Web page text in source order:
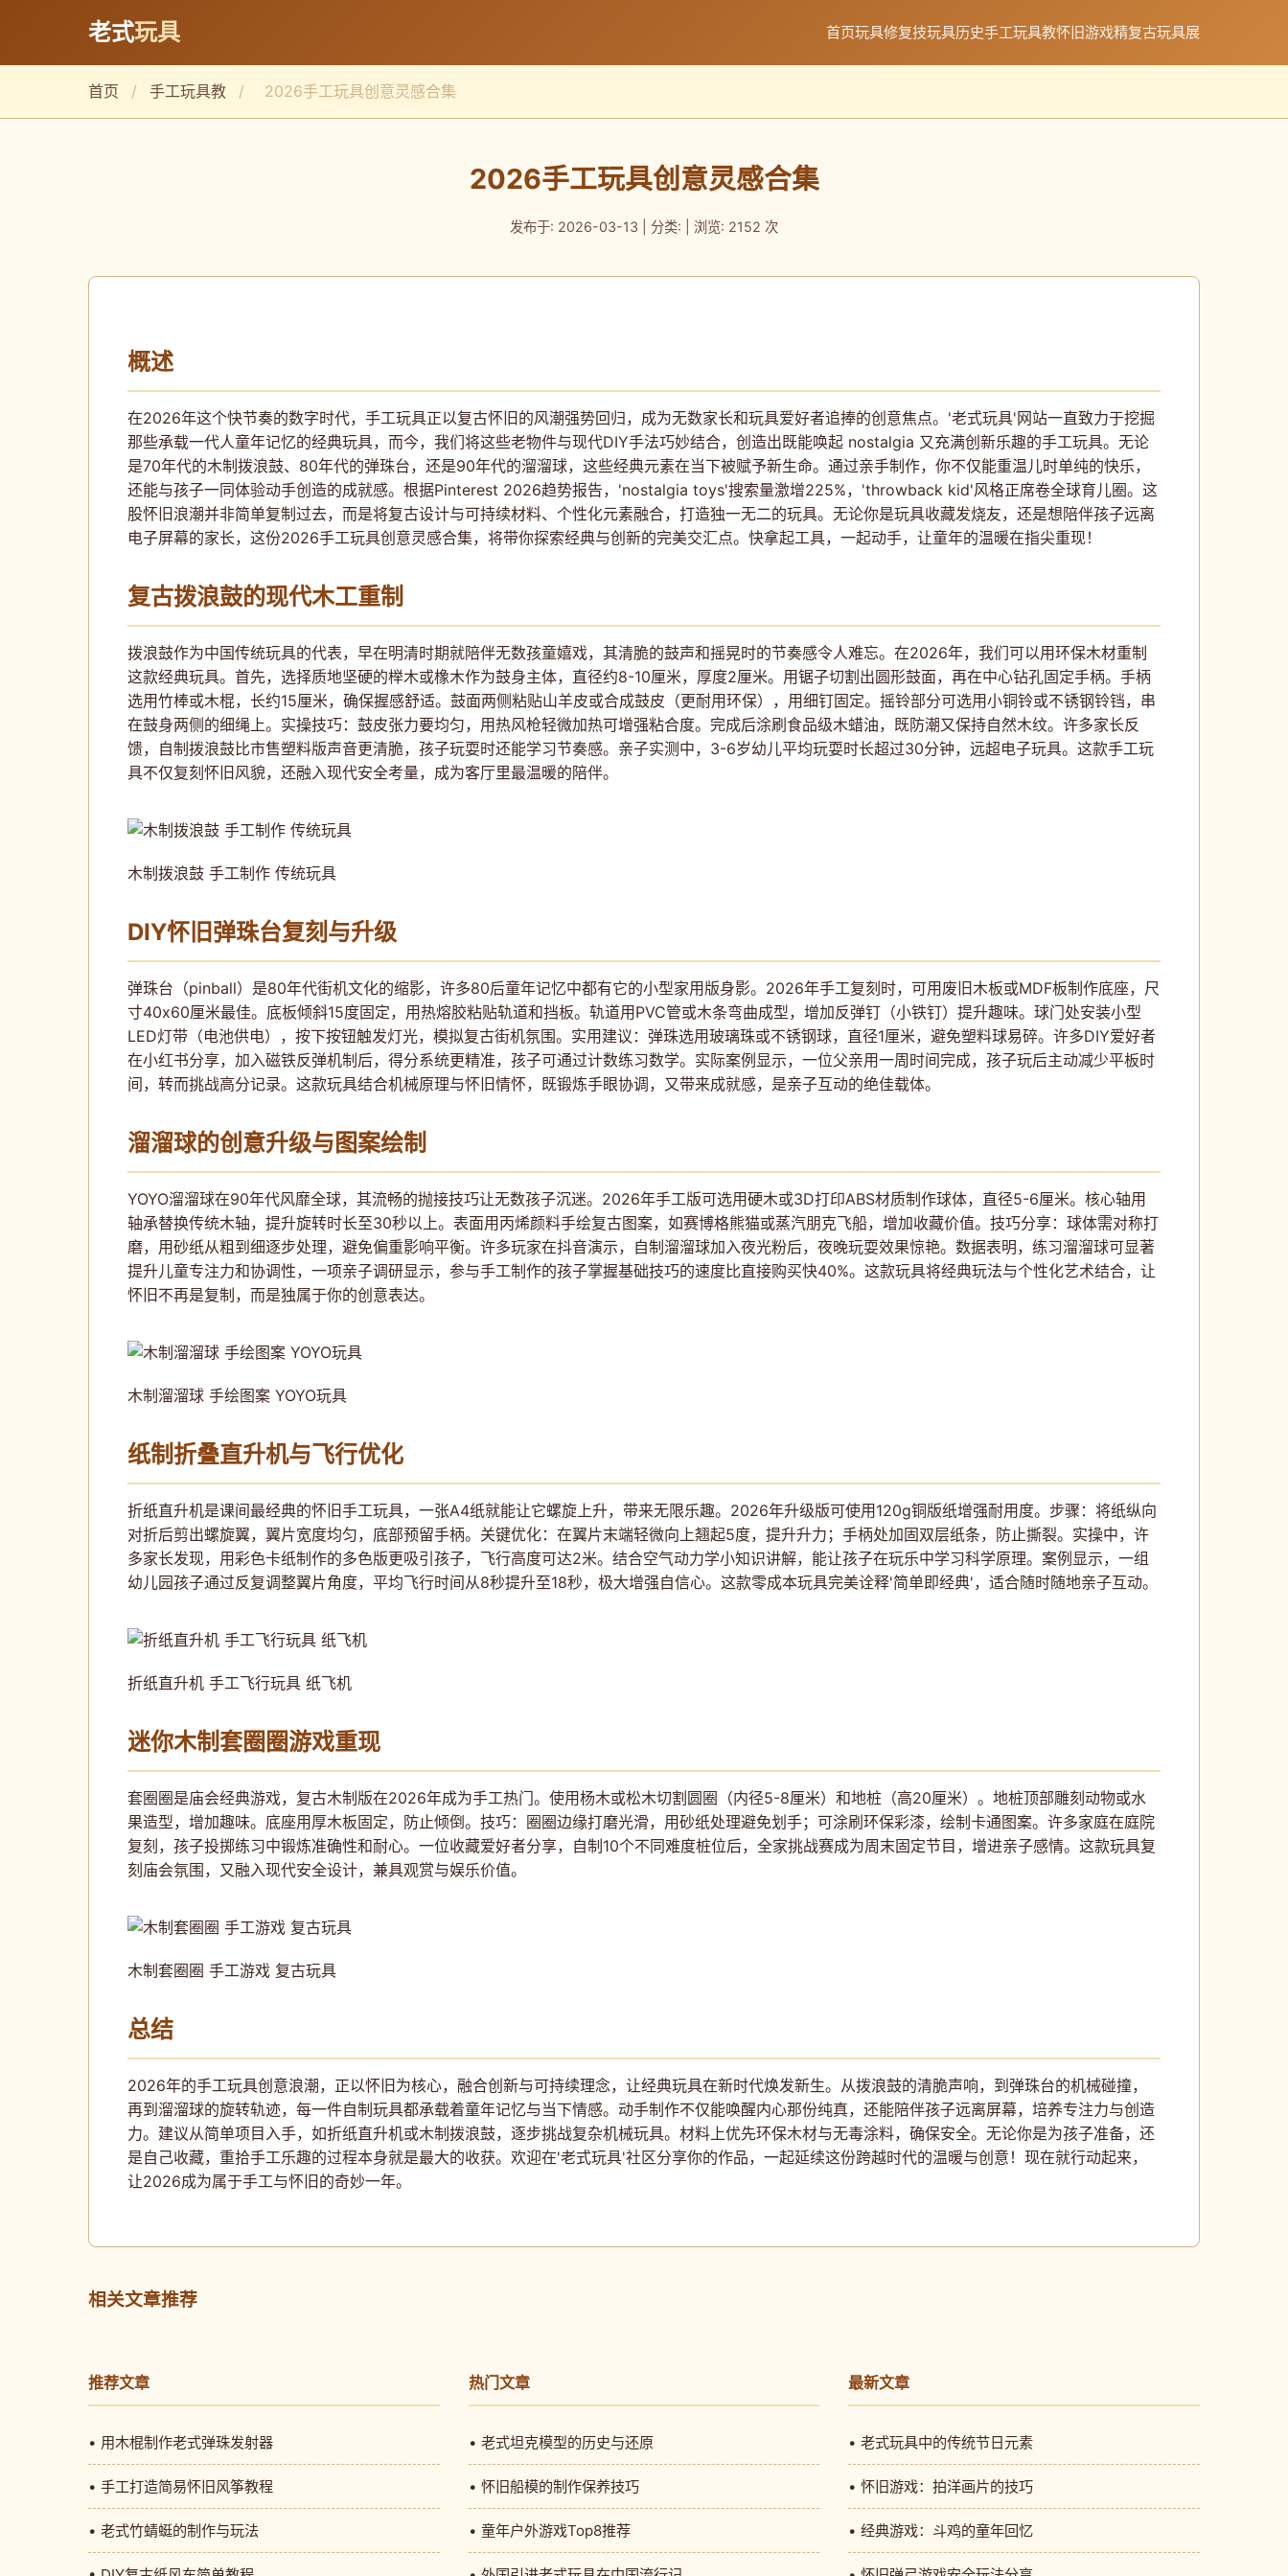
老式玩具 首页玩具修复技玩具历史手工玩具教怀旧游戏精复古玩具展
首页 / 手工玩具教 / 2026手工玩具创意灵感合集
2026手工玩具创意灵感合集
发布于: 2026-03-13 | 分类: | 浏览: 2152 次
概述
在2026年这个快节奏的数字时代，手工玩具正以复古怀旧的风潮强势回归，成为无数家长和玩具爱好者追捧的创意焦点。'老式玩具'网站一直致力于挖掘
那些承载一代人童年记忆的经典玩具，而今，我们将这些老物件与现代DIY手法巧妙结合，创造出既能唤起 nostalgia 又充满创新乐趣的手工玩具。无论
是70年代的木制拨浪鼓、80年代的弹珠台，还是90年代的溜溜球，这些经典元素在当下被赋予新生命。通过亲手制作，你不仅能重温儿时单纯的快乐，
还能与孩子一同体验动手创造的成就感。根据Pinterest 2026趋势报告，'nostalgia toys'搜索量激增225%，'throwback kid'风格正席卷全球育儿圈。这
股怀旧浪潮并非简单复制过去，而是将复古设计与可持续材料、个性化元素融合，打造独一无二的玩具。无论你是玩具收藏发烧友，还是想陪伴孩子远离
电子屏幕的家长，这份2026手工玩具创意灵感合集，将带你探索经典与创新的完美交汇点。快拿起工具，一起动手，让童年的温暖在指尖重现！
复古拨浪鼓的现代木工重制
拨浪鼓作为中国传统玩具的代表，早在明清时期就陪伴无数孩童嬉戏，其清脆的鼓声和摇晃时的节奏感令人难忘。在2026年，我们可以用环保木材重制
这款经典玩具。首先，选择质地坚硬的榉木或橡木作为鼓身主体，直径约8-10厘米，厚度2厘米。用锯子切割出圆形鼓面，再在中心钻孔固定手柄。手柄
选用竹棒或木棍，长约15厘米，确保握感舒适。鼓面两侧粘贴山羊皮或合成鼓皮（更耐用环保），用细钉固定。摇铃部分可选用小铜铃或不锈钢铃铛，串
在鼓身两侧的细绳上。实操技巧：鼓皮张力要均匀，用热风枪轻微加热可增强粘合度。完成后涂刷食品级木蜡油，既防潮又保持自然木纹。许多家长反
馈，自制拨浪鼓比市售塑料版声音更清脆，孩子玩耍时还能学习节奏感。亲子实测中，3-6岁幼儿平均玩耍时长超过30分钟，远超电子玩具。这款手工玩
具不仅复刻怀旧风貌，还融入现代安全考量，成为客厅里最温暖的陪伴。
木制拨浪鼓 手工制作 传统玩具
DIY怀旧弹珠台复刻与升级
弹珠台（pinball）是80年代街机文化的缩影，许多80后童年记忆中都有它的小型家用版身影。2026年手工复刻时，可用废旧木板或MDF板制作底座，尺
寸40x60厘米最佳。底板倾斜15度固定，用热熔胶粘贴轨道和挡板。轨道用PVC管或木条弯曲成型，增加反弹钉（小铁钉）提升趣味。球门处安装小型
LED灯带（电池供电），按下按钮触发灯光，模拟复古街机氛围。实用建议：弹珠选用玻璃珠或不锈钢球，直径1厘米，避免塑料球易碎。许多DIY爱好者
在小红书分享，加入磁铁反弹机制后，得分系统更精准，孩子可通过计数练习数学。实际案例显示，一位父亲用一周时间完成，孩子玩后主动减少平板时
间，转而挑战高分记录。这款玩具结合机械原理与怀旧情怀，既锻炼手眼协调，又带来成就感，是亲子互动的绝佳载体。
溜溜球的创意升级与图案绘制
YOYO溜溜球在90年代风靡全球，其流畅的抛接技巧让无数孩子沉迷。2026年手工版可选用硬木或3D打印ABS材质制作球体，直径5-6厘米。核心轴用
轴承替换传统木轴，提升旋转时长至30秒以上。表面用丙烯颜料手绘复古图案，如赛博格熊猫或蒸汽朋克飞船，增加收藏价值。技巧分享：球体需对称打
磨，用砂纸从粗到细逐步处理，避免偏重影响平衡。许多玩家在抖音演示，自制溜溜球加入夜光粉后，夜晚玩耍效果惊艳。数据表明，练习溜溜球可显著
提升儿童专注力和协调性，一项亲子调研显示，参与手工制作的孩子掌握基础技巧的速度比直接购买快40%。这款玩具将经典玩法与个性化艺术结合，让
怀旧不再是复制，而是独属于你的创意表达。
木制溜溜球 手绘图案 YOYO玩具
纸制折叠直升机与飞行优化
折纸直升机是课间最经典的怀旧手工玩具，一张A4纸就能让它螺旋上升，带来无限乐趣。2026年升级版可使用120g铜版纸增强耐用度。步骤：将纸纵向
对折后剪出螺旋翼，翼片宽度均匀，底部预留手柄。关键优化：在翼片末端轻微向上翘起5度，提升升力；手柄处加固双层纸条，防止撕裂。实操中，许
多家长发现，用彩色卡纸制作的多色版更吸引孩子，飞行高度可达2米。结合空气动力学小知识讲解，能让孩子在玩乐中学习科学原理。案例显示，一组
幼儿园孩子通过反复调整翼片角度，平均飞行时间从8秒提升至18秒，极大增强自信心。这款零成本玩具完美诠释'简单即经典'，适合随时随地亲子互动。
折纸直升机 手工飞行玩具 纸飞机
迷你木制套圈圈游戏重现
套圈圈是庙会经典游戏，复古木制版在2026年成为手工热门。使用杨木或松木切割圆圈（内径5-8厘米）和地桩（高20厘米）。地桩顶部雕刻动物或水
果造型，增加趣味。底座用厚木板固定，防止倾倒。技巧：圈圈边缘打磨光滑，用砂纸处理避免划手；可涂刷环保彩漆，绘制卡通图案。许多家庭在庭院
复刻，孩子投掷练习中锻炼准确性和耐心。一位收藏爱好者分享，自制10个不同难度桩位后，全家挑战赛成为周末固定节目，增进亲子感情。这款玩具复
刻庙会氛围，又融入现代安全设计，兼具观赏与娱乐价值。
木制套圈圈 手工游戏 复古玩具
总结
2026年的手工玩具创意浪潮，正以怀旧为核心，融合创新与可持续理念，让经典玩具在新时代焕发新生。从拨浪鼓的清脆声响，到弹珠台的机械碰撞，
再到溜溜球的旋转轨迹，每一件自制玩具都承载着童年记忆与当下情感。动手制作不仅能唤醒内心那份纯真，还能陪伴孩子远离屏幕，培养专注力与创造
力。建议从简单项目入手，如折纸直升机或木制拨浪鼓，逐步挑战复杂机械玩具。材料上优先环保木材与无毒涂料，确保安全。无论你是为孩子准备，还
是自己收藏，重拾手工乐趣的过程本身就是最大的收获。欢迎在'老式玩具'社区分享你的作品，一起延续这份跨越时代的温暖与创意！现在就行动起来，
让2026成为属于手工与怀旧的奇妙一年。
相关文章推荐
推荐文章
• 用木棍制作老式弹珠发射器
• 手工打造简易怀旧风筝教程
• 老式竹蜻蜓的制作与玩法
热门文章
• 老式坦克模型的历史与还原
• 怀旧船模的制作保养技巧
• 童年户外游戏Top8推荐
最新文章
• 老式玩具中的传统节日元素
• 怀旧游戏：拍洋画片的技巧
• 经典游戏：斗鸡的童年回忆